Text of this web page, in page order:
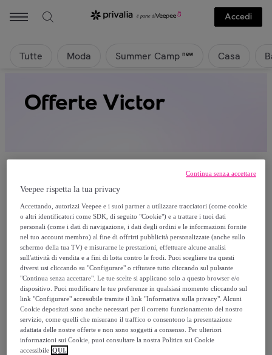
Accedi
Tutte Moda Summer Camp new Casa
Offerte Victor
Attualmente non è disponibile alcun
prodotto.
Registrati e accedi a tutti i prodotti visibili ai nostri
membri.
Accedi
Veepee rispetta la tua privacy
Accettando, autorizzi Veepee e i suoi partner a utilizzare tracciatori (come cookie
o altri identificatori come SDK, di seguito "Cookie") e a trattare i tuoi dati
personali (come i dati di navigazione, i dati degli ordini e le informazioni fornite
nel tuo account membro) al fine di offrirti pubblicità personalizzate (anche sullo
schermo della tua TV) e misurarne le prestazioni, effettuare alcune analisi
sull'attività di vendita e a fini di lotta contro le frodi. Puoi scegliere tra questi
diversi usi cliccando su "Configurare" o rifiutare tutto cliccando sul pulsante
"Continua senza accettare". Le tue scelte si applicano solo a questo browser e/o
dispositivo. Puoi modificare le tue preferenze in qualsiasi momento cliccando sul
link "Configurare" accessibile tramite il link "Informativa sulla privacy". Alcuni
Cookie depositati sono anche necessari per il corretto funzionamento del nostro
servizio, come quelli che misurano il traffico o consentono la presentazione
adattata delle nostre offerte e non sono soggetti a consenso. Per ulteriori
informazioni sui Cookie, puoi consultare la nostra Politica sui Cookie
accessibile QUI.
Continua senza accettare